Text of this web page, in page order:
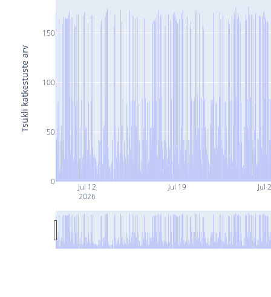
Jul 12
2026
Jul 19 Jul
0
50
100
150
Tsükli katkestuste arv